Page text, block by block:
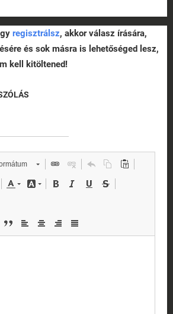
regisztrálsz, akkor válasz írására,
és sok másra is lehetőséged lesz,
kell kitöltened!